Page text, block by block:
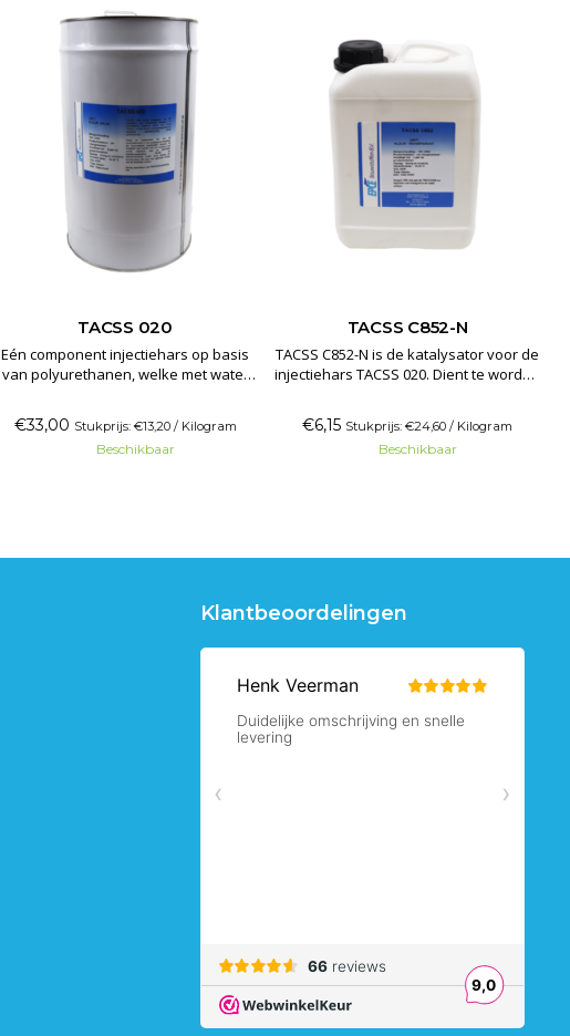
TACSS 020
Eén component injectiehars op basis
van polyurethanen, welke met water
ondergaat en een schuim vormt.
Uitstekend geschikt voor het afdichten
van (ernstig) stromende lekkages.
€33,00 Stukprijs: €13,20 / Kilogram
Beschikbaar
TACSS C852-N
TACSS C852-N is de katalysator voor de
injectiehars TACSS 020. Dient te worden
10%. De hoeveelheid katalysator
bepaald de uiteindelijke
reactiesnelheid met water.
€6,15 Stukprijs: €24,60 / Kilogram
Beschikbaar
Klantbeoordelingen